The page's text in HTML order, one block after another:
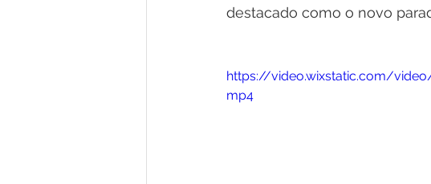
destacado como o novo
https://video.wixstatic.com/
mp4